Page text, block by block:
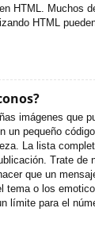
HTML. Muchos
HTML
imágenes que
un pequeño
La lista
Trate de
que un
tema o los
límite para el